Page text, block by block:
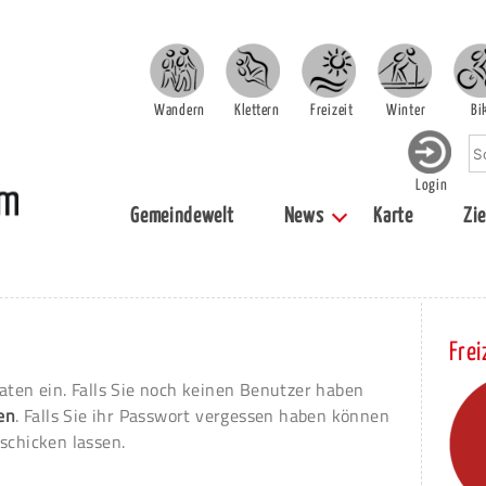
Wandern Klettern Freizeit Winter
Login
Gemeindewelt News Karte
ein. Falls Sie noch keinen Benutzer haben
. Falls Sie ihr Passwort vergessen haben können
lassen.